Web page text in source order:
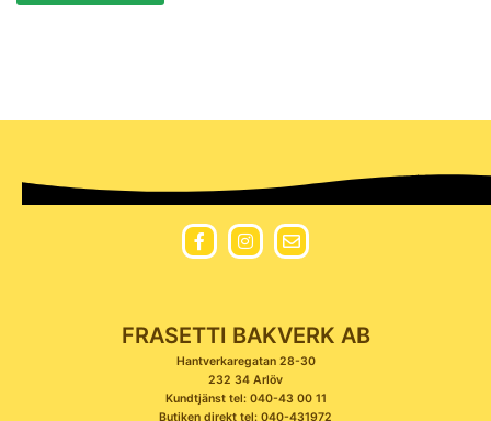
FRASETTI BAKVERK AB
Hantverkaregatan 28-30
232 34 Arlöv
Kundtjänst tel: 040-43 00 11
Butiken direkt tel: 040-431972